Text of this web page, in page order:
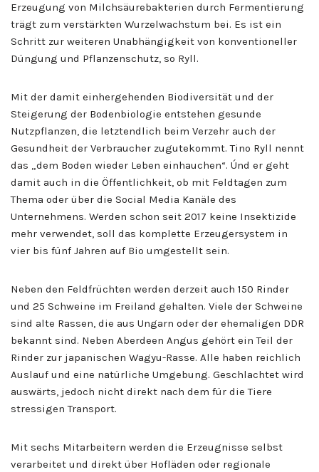
Erzeugung von Milchsäurebakterien durch Fermentierung
trägt zum verstärkten Wurzelwachstum bei. Es ist ein
Schritt zur weiteren Unabhängigkeit von konventioneller
Düngung und Pflanzenschutz, so Ryll.
Mit der damit einhergehenden Biodiversität und der
Steigerung der Bodenbiologie entstehen gesunde
Nutzpflanzen, die letztendlich beim Verzehr auch der
Gesundheit der Verbraucher zugutekommt. Tino Ryll nennt
das „dem Boden wieder Leben einhauchen“. Únd er geht
damit auch in die Öffentlichkeit, ob mit Feldtagen zum
Thema oder über die Social Media Kanäle des
Unternehmens. Werden schon seit 2017 keine Insektizide
mehr verwendet, soll das komplette Erzeugersystem in
vier bis fünf Jahren auf Bio umgestellt sein.
Neben den Feldfrüchten werden derzeit auch 150 Rinder
und 25 Schweine im Freiland gehalten. Viele der Schweine
sind alte Rassen, die aus Ungarn oder der ehemaligen DDR
bekannt sind. Neben Aberdeen Angus gehört ein Teil der
Rinder zur japanischen Wagyu-Rasse. Alle haben reichlich
Auslauf und eine natürliche Umgebung. Geschlachtet wird
auswärts, jedoch nicht direkt nach dem für die Tiere
stressigen Transport.
Mit sechs Mitarbeitern werden die Erzeugnisse selbst
verarbeitet und direkt über Hofläden oder regionale